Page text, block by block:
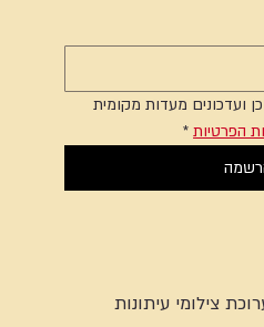
אני מאשר.ת קבלת תוכן ועדכונים מעדות מקומית
הפרטיות *
צילומי עיתונות